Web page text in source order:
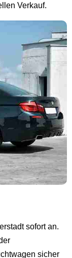
Verkauf.
sofort an.
sicher